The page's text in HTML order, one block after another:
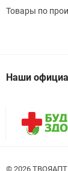
Товары по
Наши
© 2026